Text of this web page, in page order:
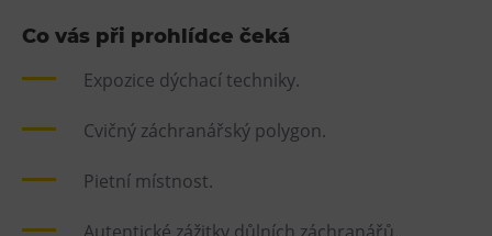
Co vás při prohlídce čeká
Expozice dýchací techniky.
Cvičný záchranářský polygon.
Pietní místnost.